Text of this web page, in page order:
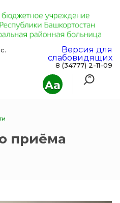
Aa
Версия для
слабовидящих
8 (34777) 2-11-09
приёма